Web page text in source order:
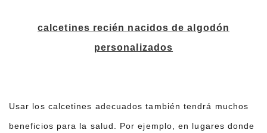
calcetines recién nacidos de algodón
personalizados
Usar los calcetines adecuados también tendrá muchos
beneficios para la salud. Por ejemplo, en lugares donde